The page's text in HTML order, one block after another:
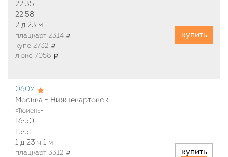
22:35
22:58
2 д 23 м
плацкарт 2314
купе 2732
люкс 7058
купить
060У
Москва - Нижневартовск
«Тюмень»
16:50
15:51
1 д 23 ч 1 м
плацкарт 3312
купить